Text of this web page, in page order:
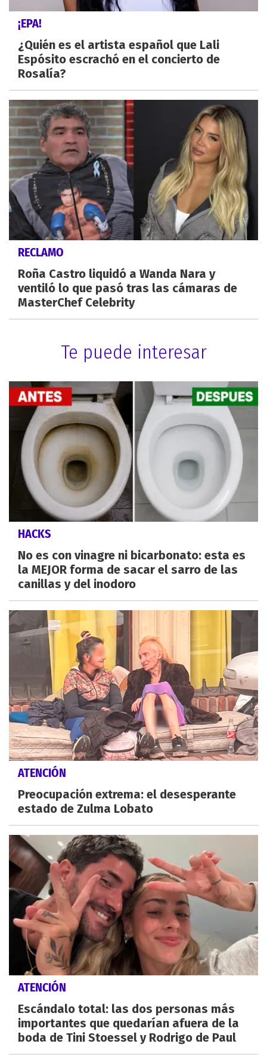
¡EPA!
¿Quién es el artista español que Lali
Espósito escrachó en el concierto de
Rosalía?
RECLAMO
Roña Castro liquidó a Wanda Nara y
ventiló lo que pasó tras las cámaras de
MasterChef Celebrity
Te puede interesar
HACKS
No es con vinagre ni bicarbonato: esta es
la MEJOR forma de sacar el sarro de las
canillas y del inodoro
ATENCIÓN
Preocupación extrema: el desesperante
estado de Zulma Lobato
ATENCIÓN
Escándalo total: las dos personas más
importantes que quedarían afuera de la
boda de Tini Stoessel y Rodrigo de Paul